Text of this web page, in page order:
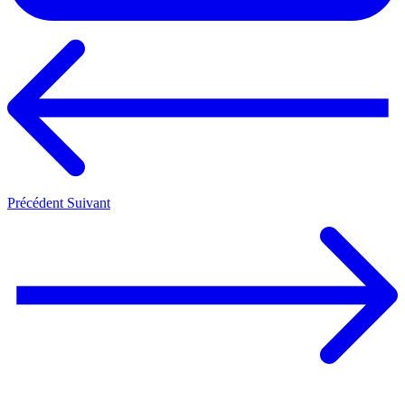
Précédent Suivant